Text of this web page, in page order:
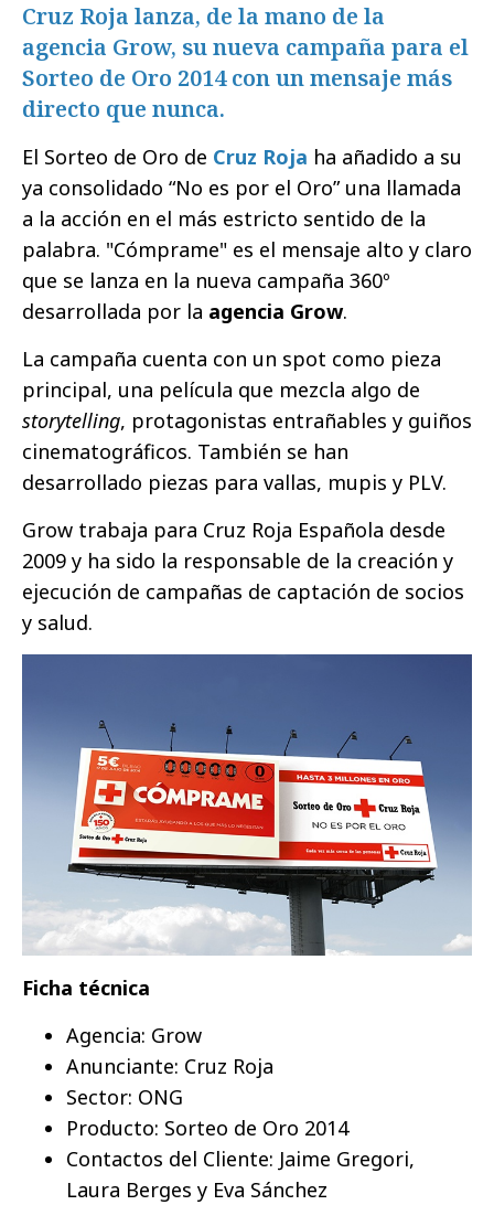
Cruz Roja lanza, de la mano de la
agencia Grow, su nueva campaña para el
Sorteo de Oro 2014 con un mensaje más
directo que nunca.
El Sorteo de Oro de Cruz Roja ha añadido a su
ya consolidado “No es por el Oro” una llamada
a la acción en el más estricto sentido de la
palabra. "Cómprame" es el mensaje alto y claro
que se lanza en la nueva campaña 360º
desarrollada por la agencia Grow.
La campaña cuenta con un spot como pieza
principal, una película que mezcla algo de
storytelling, protagonistas entrañables y guiños
cinematográficos. También se han
desarrollado piezas para vallas, mupis y PLV.
Grow trabaja para Cruz Roja Española desde
2009 y ha sido la responsable de la creación y
ejecución de campañas de captación de socios
y salud.
Ficha técnica
Agencia: Grow
Anunciante: Cruz Roja
Sector: ONG
Producto: Sorteo de Oro 2014
Contactos del Cliente: Jaime Gregori,
Laura Berges y Eva Sánchez